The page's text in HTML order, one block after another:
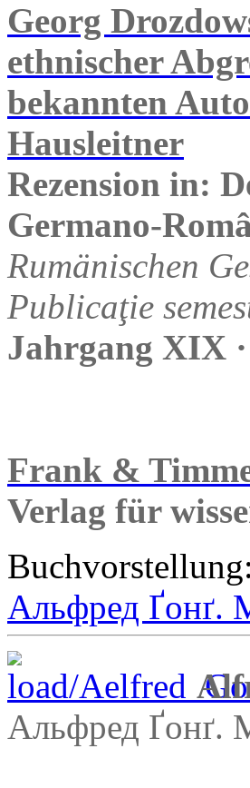
Georg
ethnischer
bekannten
Hausleitner
Rezension in:
Germano-
Rumänischen
Publicaţie
Jahrgang XIX
Frank &
Verlag für
Buchvorstellung:
Альфред Ґонґ.
Альфред Ґонґ.